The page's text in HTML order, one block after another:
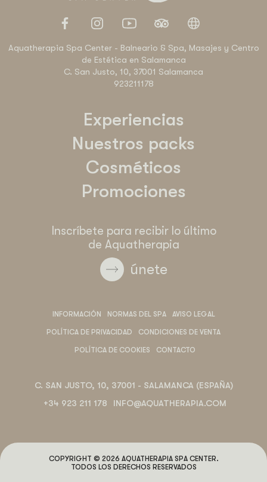
Aquatherapia Spa Center - Balneario & Spa, Masajes y Centro
de Estética en Salamanca
C. San Justo, 10, 37001 Salamanca
923211178
Experiencias
Nuestros packs
Cosméticos
Promociones
Inscríbete para recibir lo último
de Aquatherapia
únete
INFORMACIÓN NORMAS DEL SPA AVISO LEGAL
POLÍTICA DE PRIVACIDAD CONDICIONES DE VENTA
POLÍTICA DE COOKIES CONTACTO
C. SAN JUSTO, 10, 37001 - SALAMANCA (ESPAÑA)
+34 923 211 178
INFO@AQUATHERAPIA.COM
COPYRIGHT © 2026 AQUATHERAPIA SPA CENTER.
TODOS LOS DERECHOS RESERVADOS